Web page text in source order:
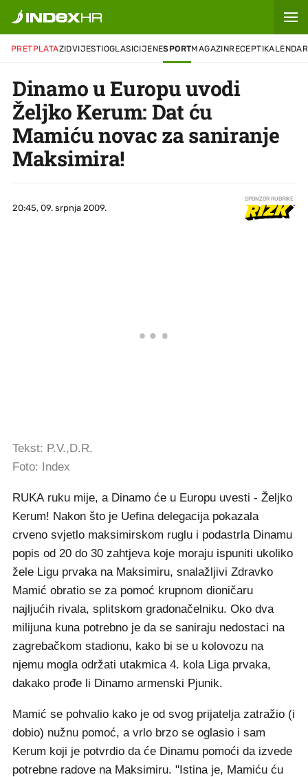
PRETPLATAZIDVIJESTIOGLASICIJENESPORTMAGAZINRECEPTIKALENDAR
Dinamo u Europu uvodi
Željko Kerum: Dat ću
Mamiću novac za saniranje
Maksimira!
20:45, 09. srpnja 2009.
SPONZOR RUBRIKE
Tekst: P.V.,D.R.
Foto: Index
RUKA ruku mije, a Dinamo će u Europu uvesti - Željko
Kerum! Nakon što je Uefina delegacija pokazala
crveno svjetlo maksimirskom ruglu i podastrla Dinamu
popis od 20 do 30 zahtjeva koje moraju ispuniti ukoliko
žele Ligu prvaka na Maksimiru, snalažljivi Zdravko
Mamić obratio se za pomoć krupnom dioničaru
najljućih rivala, splitskom gradonačelniku. Oko dva
milijuna kuna potrebno je da se saniraju nedostaci na
zagrebačkom stadionu, kako bi se u kolovozu na
njemu mogla održati utakmica 4. kola Liga prvaka,
dakako prođe li Dinamo armenski Pjunik.
Mamić se pohvalio kako je od svog prijatelja zatražio (i
dobio) nužnu pomoć, a vrlo brzo se oglasio i sam
Kerum koji je potvrdio da će Dinamu pomoći da izvede
potrebne radove na Maksimiru. "Istina je, Mamiću ću